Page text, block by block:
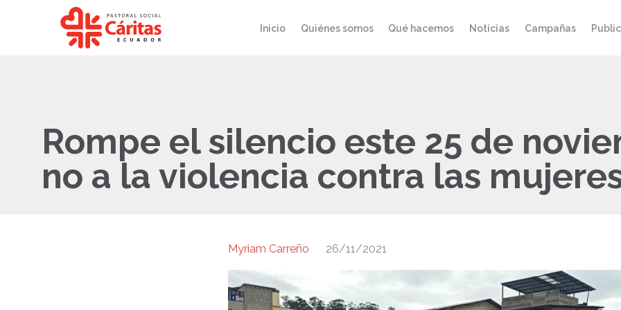
Inicio Quiénes somos Qué hacemos Noticias Campañas
Rompe el silencio este 25 de
no a la violencia contra las
Myriam Carreño 26/11/2021